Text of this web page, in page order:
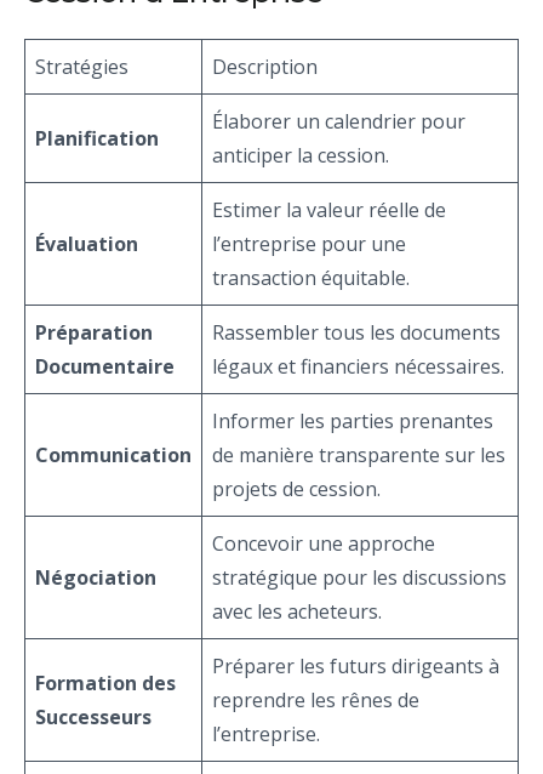
Stratégies Description
Planification
Élaborer un calendrier pour
anticiper la cession.
Évaluation
Estimer la valeur réelle de
l’entreprise pour une
transaction équitable.
Préparation
Documentaire
Rassembler tous les documents
légaux et financiers nécessaires.
Communication
Informer les parties prenantes
de manière transparente sur les
projets de cession.
Négociation
Concevoir une approche
stratégique pour les discussions
avec les acheteurs.
Formation des
Successeurs
Préparer les futurs dirigeants à
reprendre les rênes de
l’entreprise.